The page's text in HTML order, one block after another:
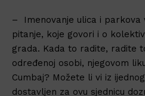
– Imenovanje ulica i parkova
pitanje, koje govori i o
grada. Kada to radite, radite
određenoj osobi, njegovom
Cumbaj? Možete li vi iz
dostavljen za ovu sjednicu